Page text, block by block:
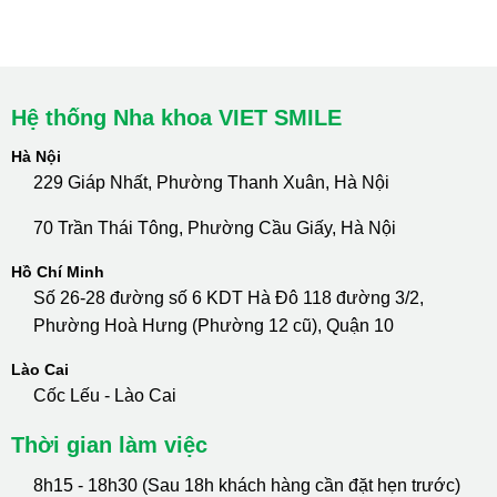
Hệ thống Nha khoa VIET SMILE
Hà Nội
229 Giáp Nhất, Phường Thanh Xuân, Hà Nội
70 Trần Thái Tông, Phường Cầu Giấy, Hà Nội
Hồ Chí Minh
Số 26-28 đường số 6 KDT Hà Đô 118 đường 3/2,
Phường Hoà Hưng (Phường 12 cũ), Quận 10
Lào Cai
Cốc Lếu - Lào Cai
Thời gian làm việc
8h15 - 18h30 (Sau 18h khách hàng cần đặt hẹn trước)